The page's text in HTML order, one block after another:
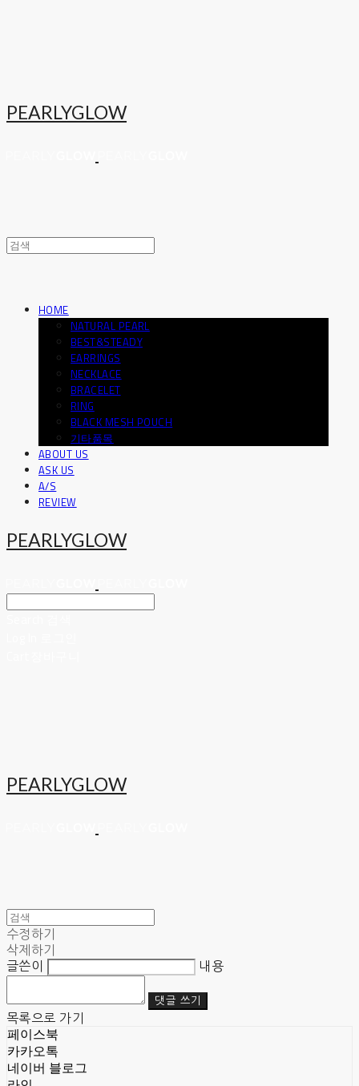
PEARLYGLOW
HOME
NATURAL PEARL
BEST&STEADY
EARRINGS
NECKLACE
BRACELET
RING
BLACK MESH POUCH
기타품목
ABOUT US
ASK US
A/S
REVIEW
PEARLYGLOW
PEARLYGLOW
수정하기
삭제하기
글쓴이
내용
댓글 쓰기
목록으로 가기
페이스북
카카오톡
네이버 블로그